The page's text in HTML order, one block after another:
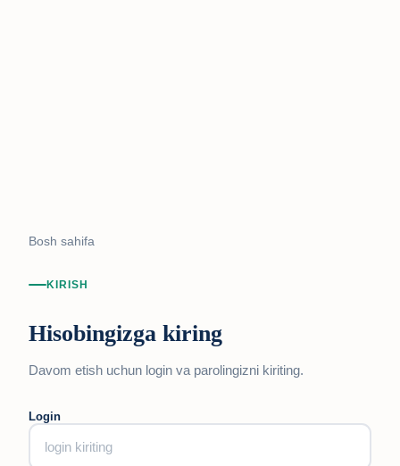
Bosh sahifa
KIRISH
Hisobingizga kiring
Davom etish uchun login va parolingizni kiriting.
Login